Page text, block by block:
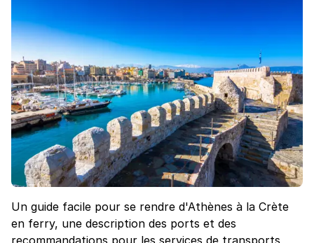
Un guide facile pour se rendre d'Athènes à la Crète
en ferry, une description des ports et des
recommandations pour les services de transports